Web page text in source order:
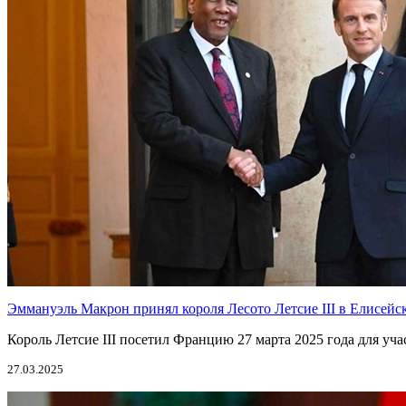
Эммануэль Макрон принял короля Лесото Летсие III в
Король Летсие III посетил Францию 27 марта 2025 года для
27.03.2025